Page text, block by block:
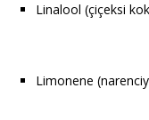
Linalool (çiçeksi
Limonene